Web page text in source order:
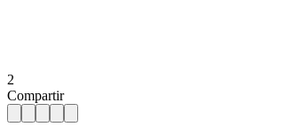
2
Compartir